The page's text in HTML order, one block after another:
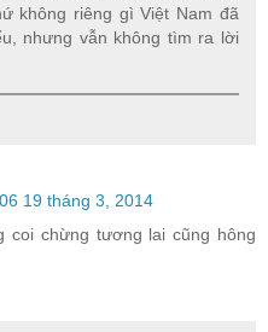
không riêng gì Việt Nam đã
nhưng vẫn không tìm ra lời
19 tháng 3, 2014
coi chừng tương lai cũng hông